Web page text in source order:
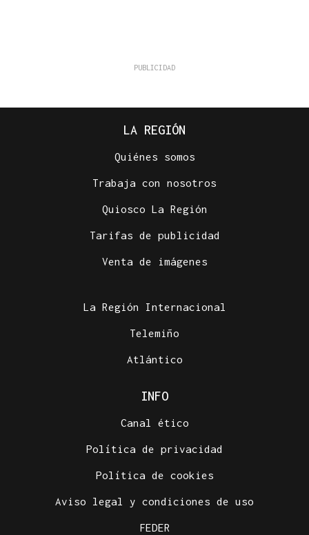
LA REGIÓN
Quiénes somos
Trabaja con nosotros
Quiosco La Región
Tarifas de publicidad
Venta de imágenes
La Región Internacional
Telemiño
Atlántico
INFO
Canal ético
Política de privacidad
Política de cookies
Aviso legal y condiciones de uso
FEDER